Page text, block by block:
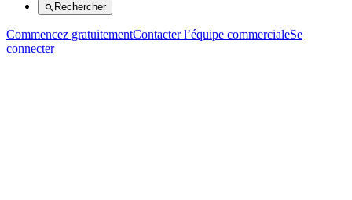
Rechercher
Commencez gratuitementContacter l’équipe commercialeSe
connecter